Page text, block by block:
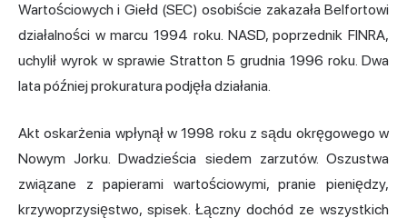
Wartościowych i Giełd (SEC) osobiście zakazała Belfortowi
działalności w marcu 1994 roku. NASD, poprzednik FINRA,
uchylił wyrok w sprawie Stratton 5 grudnia 1996 roku. Dwa
lata później prokuratura podjęła działania.
Akt oskarżenia wpłynął w 1998 roku z sądu okręgowego w
Nowym Jorku. Dwadzieścia siedem zarzutów. Oszustwa
związane zpapierami wartościowymi, pranie pieniędzy,
krzywoprzysięstwo, spisek. Łączny dochód ze wszystkich